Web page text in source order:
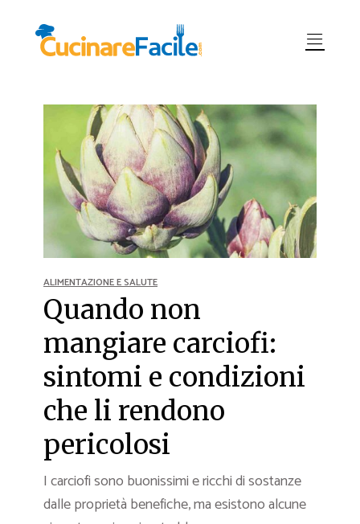
ALIMENTAZIONE E SALUTE
Quando non
mangiare carciofi:
sintomi e condizioni
che li rendono
pericolosi
I carciofi sono buonissimi e ricchi di sostanze
dalle proprietà benefiche, ma esistono alcune